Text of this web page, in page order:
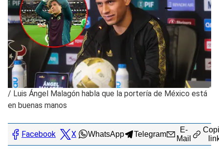
/ Luis Ángel Malagón habla que la portería de México está
en buenas manos
Facebook X WhatsApp Telegram
E-
Mail